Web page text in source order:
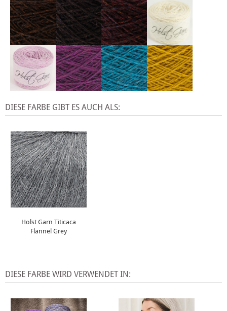
DIESE FARBE GIBT ES AUCH ALS:
Holst Garn Titicaca
Flannel Grey
DIESE FARBE WIRD VERWENDET IN: